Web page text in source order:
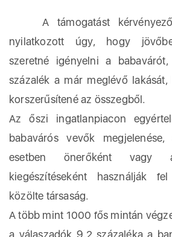
A támogatást
nyilatkozott úgy, hogy
szeretné igényelni a
százalék a már meglévő
korszerűsítené az összegből.
Az őszi ingatlanpiacon
babavárós vevők
esetben önerőként
kiegészítéseként használják
közölte társaság.
A több mint 1000 fős mintán
a válaszadók 9,2 százaléka a